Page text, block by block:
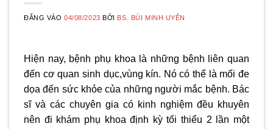
ĐĂNG VÀO04/08/2023 BỞI BS. BÙI MINH UYÊN
Hiện nay, bệnh phụ khoa là những bệnh liên quan
đến cơ quan sinh dục,vùng kín. Nó có thể là mối đe
dọa đến sức khỏe của những người mắc bệnh. Bác
sĩ và các chuyên gia có kinh nghiệm đều khuyên
nên đi khám phụ khoa định kỳ tối thiểu 2 lần một